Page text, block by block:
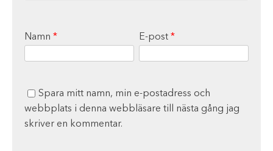
Namn * E-post *
Spara mitt namn, min e-postadress och
webbplats i denna webbläsare till nästa gång jag
skriver en kommentar.